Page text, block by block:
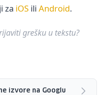
za iOS ili Android.
grešku u tekstu?
izvore na Googlu